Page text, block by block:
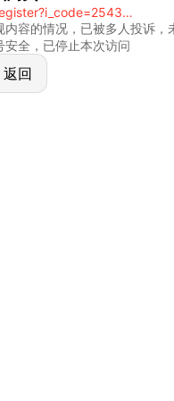
https://www.q4sdgj.vip:9663/register?i_code=25430844
容的情况，已被多人投诉，
全，已停止本次访问
返回